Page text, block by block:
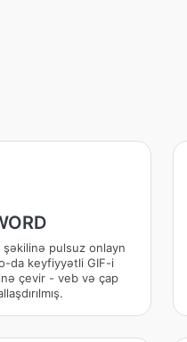
şəkilinə pulsuz onlayn
da keyfiyyətli GIF-i
çevir - veb və çap